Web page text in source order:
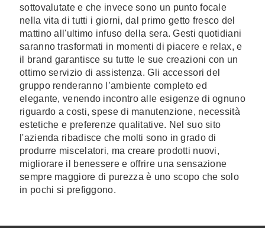
sottovalutate e che invece sono un punto focale
nella vita di tutti i giorni, dal primo getto fresco del
mattino all'ultimo infuso della sera. Gesti quotidiani
saranno trasformati in momenti di piacere e relax, e
il brand garantisce su tutte le sue creazioni con un
ottimo servizio di assistenza. Gli accessori del
gruppo renderanno l’ambiente completo ed
elegante, venendo incontro alle esigenze di ognuno
riguardo a costi, spese di manutenzione, necessità
estetiche e preferenze qualitative. Nel suo sito
l'azienda ribadisce che molti sono in grado di
produrre miscelatori, ma creare prodotti nuovi,
migliorare il benessere e offrire una sensazione
sempre maggiore di purezza è uno scopo che solo
in pochi si prefiggono.